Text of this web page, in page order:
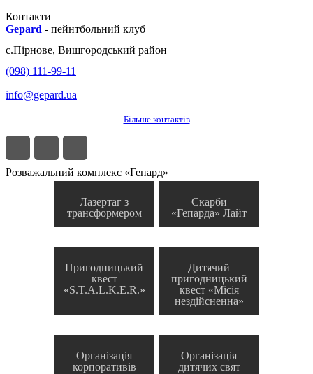
Контакти
Gepard - пейнтбольний клуб
с.Пірнове, Вишгородський район
(098) 111-99-11
info@gepard.ua
Більше контактів
Розважальний комплекс «Гепард»
Лазертаг з
трансформером
Скарби
«Гепарда» Лайт
Пригодницький
квест
«S.T.A.L.K.E.R.»
Дитячий
пригодницький
квест «Місія
нездійсненна»
Організація
корпоративів
Організація
дитячих свят